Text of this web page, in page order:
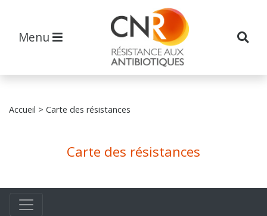
Menu
Accueil > Carte des résistances
Carte des résistances